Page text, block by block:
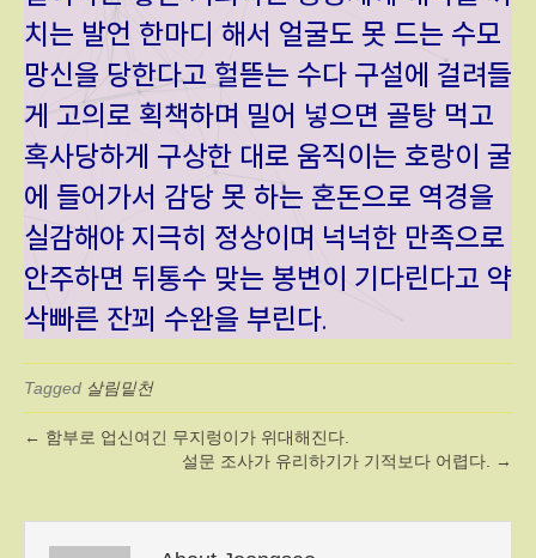
치는 발언 한마디 해서 얼굴도 못 드는 수모
망신을 당한다고 헐뜯는 수다 구설에 걸려들
게 고의로 획책하며 밀어 넣으면 골탕 먹고
혹사당하게 구상한 대로 움직이는 호랑이 굴
에 들어가서 감당 못 하는 혼돈으로 역경을
실감해야 지극히 정상이며 넉넉한 만족으로
안주하면 뒤통수 맞는 봉변이 기다린다고 약
삭빠른 잔꾀 수완을 부린다.
Tagged 살림밑천
← 함부로 업신여긴 무지렁이가 위대해진다.
설문 조사가 유리하기가 기적보다 어렵다. →